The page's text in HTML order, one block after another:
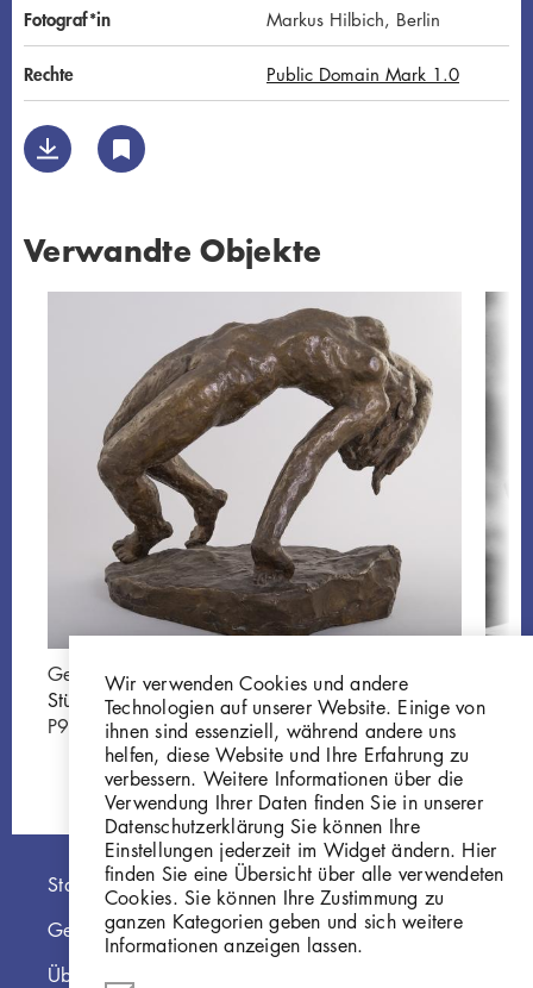
Fotograf*in Markus Hilbich, Berlin
Rechte Public Domain Mark 1.0
Verwandte Objekte
Georg Kolbe
Stürzende
P96
Hauptnavigation
Startseite
Georg Kolbe Museum
Über die Online Sammlung
Wir verwenden Cookies und andere
Technologien auf unserer Website. Einige von
ihnen sind essenziell, während andere uns
helfen, diese Website und Ihre Erfahrung zu
verbessern. Weitere Informationen über die
Verwendung Ihrer Daten finden Sie in unserer
Datenschutzerklärung Sie können Ihre
Einstellungen jederzeit im Widget ändern. Hier
finden Sie eine Übersicht über alle verwendeten
Cookies. Sie können Ihre Zustimmung zu
ganzen Kategorien geben und sich weitere
Informationen anzeigen lassen.